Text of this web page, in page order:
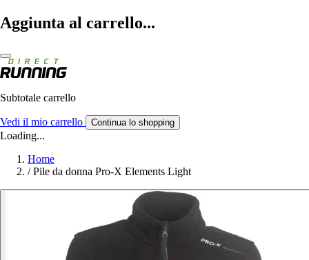
Aggiunta al carrello...
Subtotale carrello
Vedi il mio carrello Continua lo shopping
Loading...
Home
/ Pile da donna Pro-X Elements Light